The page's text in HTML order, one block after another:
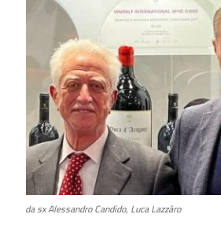
da sx Alessandro Candido, Luca Lazzàro